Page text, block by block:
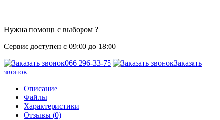
Нужна помощь с выбором ?
Сервис доступен с 09:00 до 18:00
066 296-33-75
Заказать
звонок
Описание
Файлы
Характеристики
Отзывы (0)